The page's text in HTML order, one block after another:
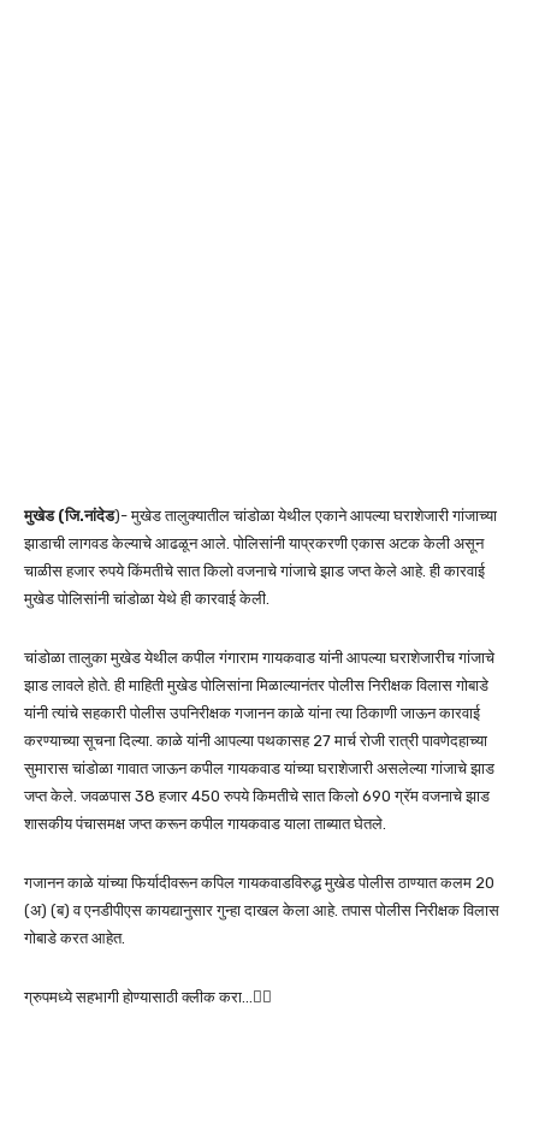
मुखेड (जि.नांदेड)- मुखेड तालुक्यातील चांडोळा येथील एकाने आपल्या घराशेजारी गांजाच्या
झाडाची लागवड केल्याचे आढळून आले. पोलिसांनी याप्रकरणी एकास अटक केली असून
चाळीस हजार रुपये किंमतीचे सात किलो वजनाचे गांजाचे झाड जप्त केले आहे. ही कारवाई
मुखेड पोलिसांनी चांडोळा येथे ही कारवाई केली.
चांडोळा तालुका मुखेड येथील कपील गंगाराम गायकवाड यांनी आपल्या घराशेजारीच गांजाचे
झाड लावले होते. ही माहिती मुखेड पोलिसांना मिळाल्यानंतर पोलीस निरीक्षक विलास गोबाडे
यांनी त्यांचे सहकारी पोलीस उपनिरीक्षक गजानन काळे यांना त्या ठिकाणी जाऊन कारवाई
करण्याच्या सूचना दिल्या. काळे यांनी आपल्या पथकासह 27 मार्च रोजी रात्री पावणेदहाच्या
सुमारास चांडोळा गावात जाऊन कपील गायकवाड यांच्या घराशेजारी असलेल्या गांजाचे झाड
जप्त केले. जवळपास 38 हजार 450 रुपये किमतीचे सात किलो 690 ग्रॅम वजनाचे झाड
शासकीय पंचासमक्ष जप्त करून कपील गायकवाड याला ताब्यात घेतले.
गजानन काळे यांच्या फिर्यादीवरून कपिल गायकवाडविरुद्ध मुखेड पोलीस ठाण्यात कलम 20
(अ) (ब) व एनडीपीएस कायद्यानुसार गुन्हा दाखल केला आहे. तपास पोलीस निरीक्षक विलास
गोबाडे करत आहेत.
ग्रुपमध्ये सहभागी होण्यासाठी क्लीक करा…👆🏻